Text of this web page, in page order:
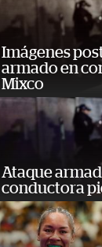
Imágenes
armado en
Mixco
Ataque
conductora